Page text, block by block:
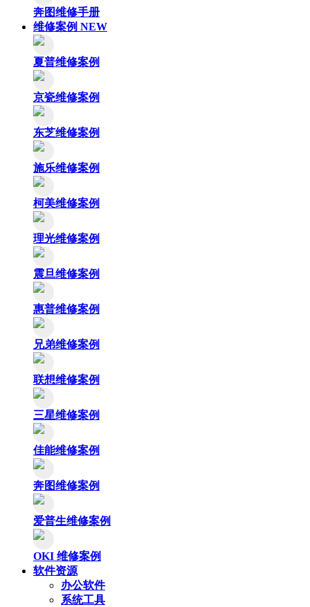
奔图维修手册
维修案例 NEW
夏普维修案例
京瓷维修案例
东芝维修案例
施乐维修案例
柯美维修案例
理光维修案例
震旦维修案例
惠普维修案例
兄弟维修案例
联想维修案例
三星维修案例
佳能维修案例
奔图维修案例
爱普生维修案例
OKI 维修案例
软件资源
办公软件
系统工具